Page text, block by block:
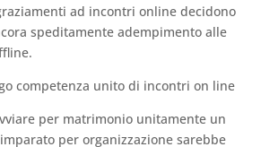
ad incontri online decidono
speditamente adempimento alle
competenza unito di incontri on line
per matrimonio unitamente un
per organizzazione sarebbe